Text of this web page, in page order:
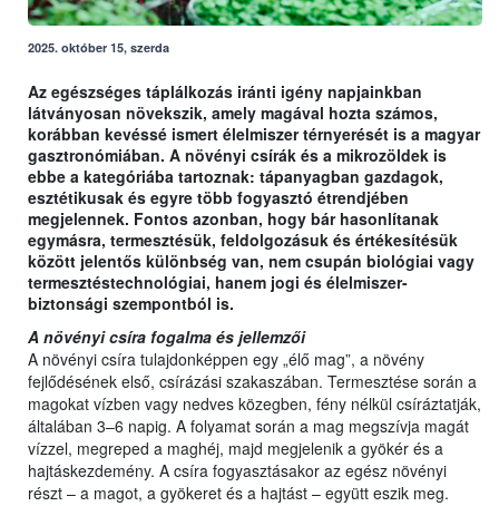
2025. október 15, szerda
Az egészséges táplálkozás iránti igény napjainkban
látványosan növekszik, amely magával hozta számos,
korábban kevéssé ismert élelmiszer térnyerését is a magyar
gasztronómiában. A növényi csírák és a mikrozöldek is
ebbe a kategóriába tartoznak: tápanyagban gazdagok,
esztétikusak és egyre több fogyasztó étrendjében
megjelennek. Fontos azonban, hogy bár hasonlítanak
egymásra, termesztésük, feldolgozásuk és értékesítésük
között jelentős különbség van, nem csupán biológiai vagy
termesztéstechnológiai, hanem jogi és élelmiszer-
biztonsági szempontból is.
A növényi csíra fogalma és jellemzői
A növényi csíra tulajdonképpen egy „élő mag”, a növény
fejlődésének első, csírázási szakaszában. Termesztése során a
magokat vízben vagy nedves közegben, fény nélkül csíráztatják,
általában 3–6 napig. A folyamat során a mag megszívja magát
vízzel, megreped a maghéj, majd megjelenik a gyökér és a
hajtáskezdemény. A csíra fogyasztásakor az egész növényi
részt – a magot, a gyökeret és a hajtást – együtt eszik meg.